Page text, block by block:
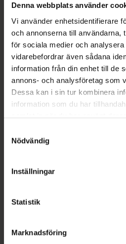
Denna webbplats använder
Vi använder enhetsidentifierare
och annonserna till användarna,
för sociala medier och
vidarebefordrar även sådana
information från din enhet till de
annons- och analysföretag som
Dessa kan i sin tur kombinera
information som du har
samlat in när du har använt
återkalla ditt samtycke via
cookieinställningar. Ett
lagligheten av behandling som
Nödvändig
Inställningar
Statistik
Marknadsföring
Köp via ditt
Aktuella erbjudanden
Beskrivning
EAN:17331009009320
Kronans Apotek finns här för dig.
datorn. Oavsett vem du är så
hjälpa just dig att må lite